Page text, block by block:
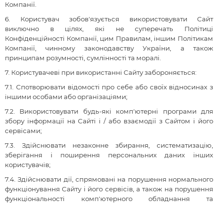
Компанії.
6. Користувач зобов'язується використовувати Сайт
виключно в цілях, які не суперечать Політиці
Конфіденційності Компанії, цим Правилам, іншим Політикам
Компанії, чинному законодавству України, а також
принципам розумності, сумлінності та моралі.
7. Користувачеві при використанні Сайту забороняється:
7.1. Спотворювати відомості про себе або своїх відносинах з
іншими особами або організаціями;
7.2. Використовувати будь-які комп'ютерні програми для
збору інформації на Сайті і / або взаємодії з Сайтом і його
сервісами;
7.3. Здійснювати незаконне збирання, систематизацію,
зберігання і поширення персональних даних інших
користувачів;
7.4 . Здійснювати дії, спрямовані на порушення нормального
функціонування Сайту і його сервісів, а також на порушення
функціональності комп'ютерного обладнання та